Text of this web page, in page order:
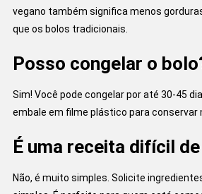
vegano também significa menos
que os bolos tradicionais.
Posso congelar o
Sim! Você pode congelar por até 30-45
embale em filme plástico para conservar
É uma receita difícil
Não, é muito simples. Solicite